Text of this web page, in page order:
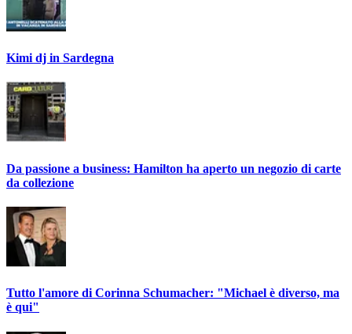
Kimi dj in Sardegna
Da passione a business: Hamilton ha aperto un negozio di carte
da collezione
Tutto l'amore di Corinna Schumacher: "Michael è diverso, ma
è qui"